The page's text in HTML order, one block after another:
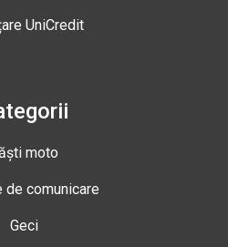
UniCredit
moto
de comunicare
Geci